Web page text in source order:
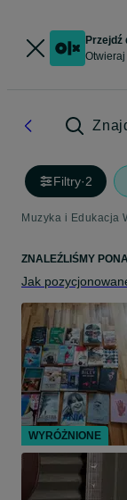
Przejdź
Filtry·2
Muzyka i Edukacja
ZNALEŹLIŚMY
Jak
WYRÓŻNIONE